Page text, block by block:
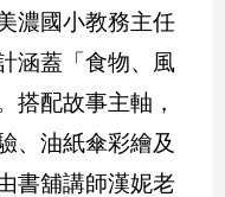
濃國小教務主任
涵蓋「食物、風
搭配故事主軸，
、油紙傘彩繪及
書舖講師漢妮老